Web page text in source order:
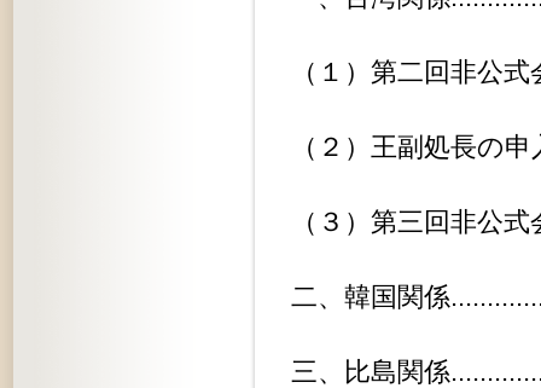
（１）第二回非公
（２）王副処長の
（３）第三回非公
二、韓国関係
三、比島関係